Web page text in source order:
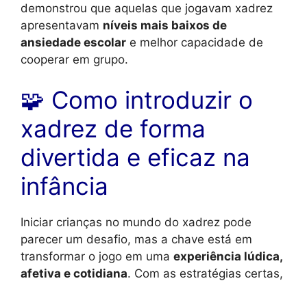
demonstrou que aquelas que jogavam xadrez
apresentavam níveis mais baixos de
ansiedade escolar e melhor capacidade de
cooperar em grupo.
🧩 Como introduzir o
xadrez de forma
divertida e eficaz na
infância
Iniciar crianças no mundo do xadrez pode
parecer um desafio, mas a chave está em
transformar o jogo em uma experiência lúdica,
afetiva e cotidiana. Com as estratégias certas,